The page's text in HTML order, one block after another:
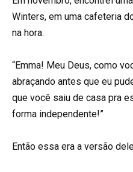
Winters, em uma cafeteria
na hora.
“Emma! Meu Deus, como
abraçando antes que eu
que você saiu de casa pra
forma independente!”
Então essa era a versão